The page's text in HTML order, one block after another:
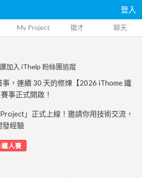
登入
My Project 徵才 聊天
加入 iThelp 粉絲團追蹤
，連續 30 天的修煉【2026 iThome 鐵
事正式開啟！
」正式上線！邀請你用技術交流，
發經驗
人賽